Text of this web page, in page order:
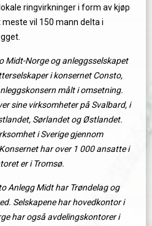
ringvirkninger i form av kjøp
vil 150 mann delta i
Midt-Norge og anleggsselskapet
i konsernet Consto,
målt i omsetning.
sine virksomheter på Svalbard, i
Sørlandet og Østlandet.
i Sverige gjennom
har over 1 000 ansatte i
er i Tromsø.
Anlegg Midt har Trøndelag og
Selskapene har hovedkontor i
har også avdelingskontorer i